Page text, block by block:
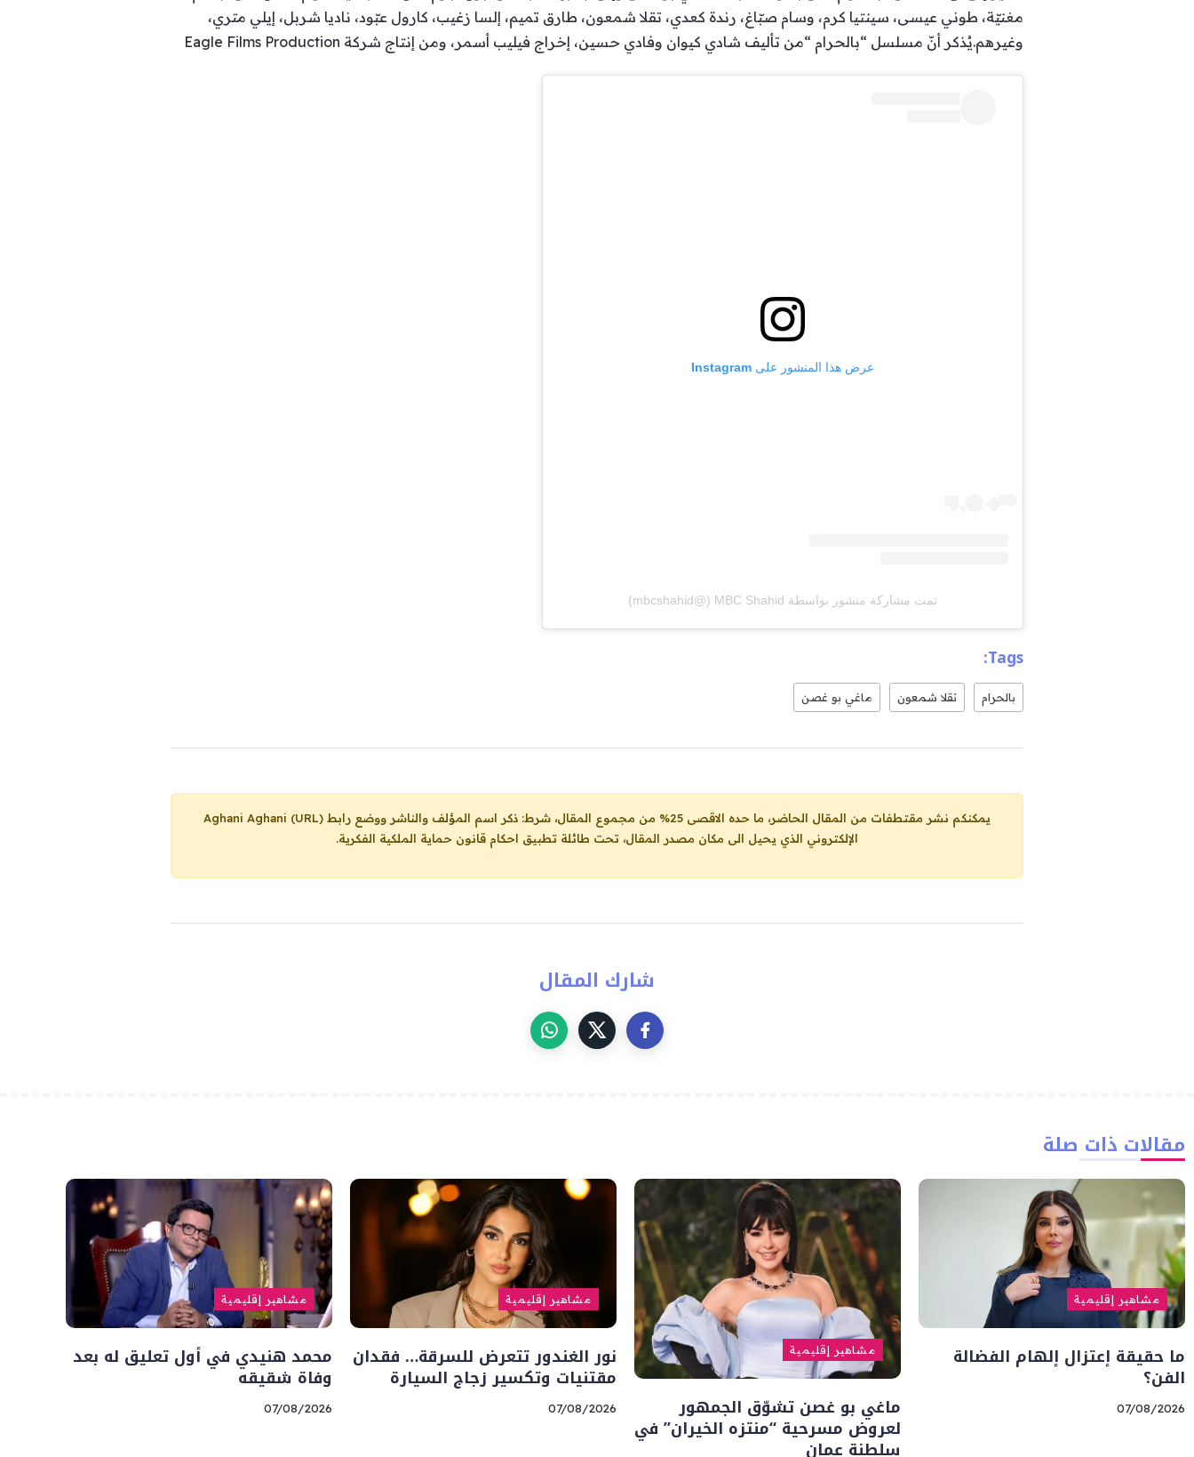
مغنيّة، طوني عيسى، سينتيا كرم، وسام صبّاغ، رندة كعدي، تقلا شمعون، طارق تميم، إلسا زغيب، كارول عبّود، ناديا شربل، إيلي متري،
وغيرهم.يُذكر أنّ مسلسل “بالحرام “من تأليف شادي كيوان وفادي حسين، إخراج فيليب أسمر، ومن إنتاج شركة Eagle Films Production
عرض هذا المنشور على Instagram
تمت مشاركة منشور بواسطة ‏‎MBC Shahid‎‏ (@‏‎mbcshahid‎‏)
Tags:
بالحرام تقلا شمعون ماغي بو غصن
يمكنكم نشر مقتطفات من المقال الحاضر، ما حده الاقصى 25% من مجموع المقال، شرط: ذكر اسم المؤلف والناشر ووضع رابط
Aghani Aghani (URL)
الإلكتروني الذي يحيل الى مكان مصدر المقال، تحت طائلة تطبيق احكام قانون حماية الملكية الفكرية.
شارك المقال
مقالات ذات صلة
مشاهير إقليمية
ما حقيقة إعتزال إلهام الفضالة
الفن؟
07/08/2026
مشاهير إقليمية
ماغي بو غصن تشوّق الجمهور
لعروض مسرحية “منتزه الخيران” في
سلطنة عمان
مشاهير إقليمية
نور الغندور تتعرض للسرقة… فقدان
مقتنيات وتكسير زجاج السيارة
07/08/2026
مشاهير إقليمية
محمد هنيدي في أول تعليق له بعد
وفاة شقيقه
07/08/2026